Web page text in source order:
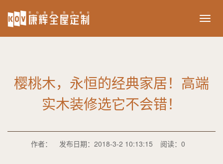
ikov
樱桃木，永恒的经典家居！高端
实木装修选它不会错！
作者： 发布日期：2018-3-2 10:13:15 阅读：0